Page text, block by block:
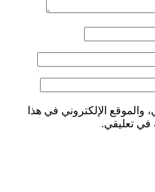
والموقع الإلكتروني في هذا
في تعليقي.